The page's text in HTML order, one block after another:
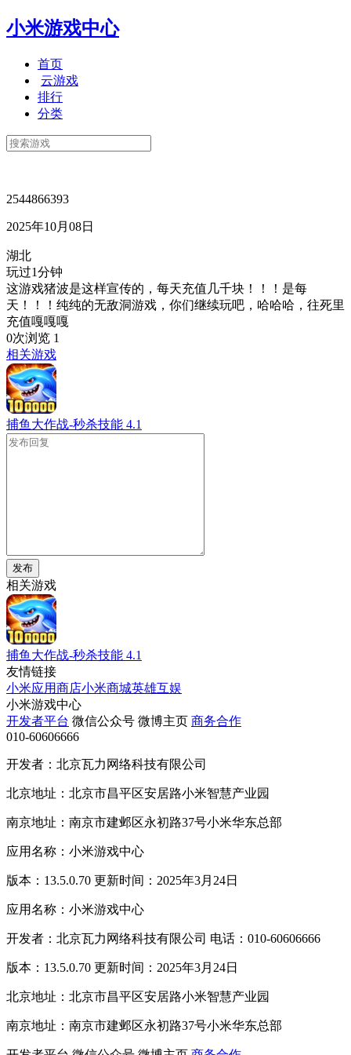
小米游戏中心
首页
云游戏
排行
分类
2544866393
2025年10月08日
湖北
玩过1分钟
这游戏猪波是这样宣传的，每天充值几千块！！！是每
天！！！纯纯的无敌洞游戏，你们继续玩吧，哈哈哈，往死里
充值嘎嘎嘎
0次浏览 1
相关游戏
捕鱼大作战-秒杀技能 4.1
发布
相关游戏
捕鱼大作战-秒杀技能 4.1
友情链接
小米应用商店小米商城英雄互娱
小米游戏中心
开发者平台 微信公众号 微博主页 商务合作
010-60606666
开发者：北京瓦力网络科技有限公司
北京地址：北京市昌平区安居路小米智慧产业园
南京地址：南京市建邺区永初路37号小米华东总部
应用名称：小米游戏中心
版本：13.5.0.70 更新时间：2025年3月24日
应用名称：小米游戏中心
开发者：北京瓦力网络科技有限公司 电话：010-60606666
版本：13.5.0.70 更新时间：2025年3月24日
北京地址：北京市昌平区安居路小米智慧产业园
南京地址：南京市建邺区永初路37号小米华东总部